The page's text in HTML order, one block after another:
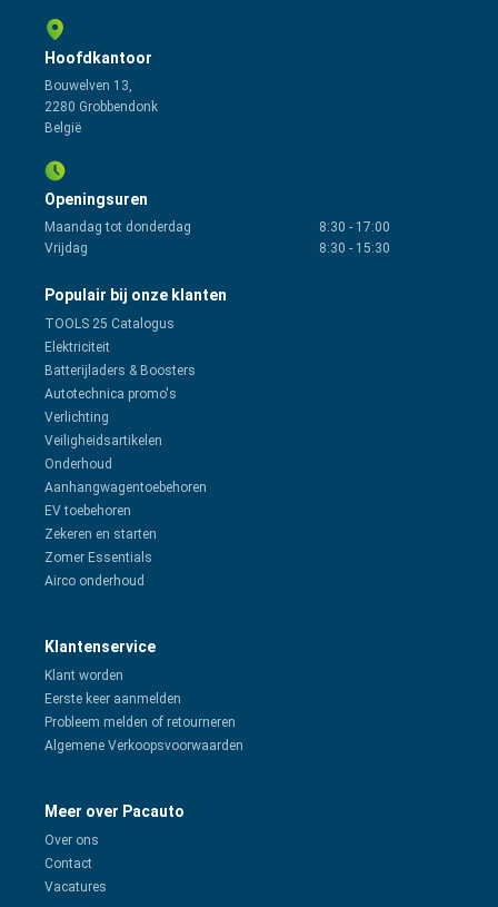
Hoofdkantoor
Bouwelven 13,
2280 Grobbendonk
België
Openingsuren
Maandag tot donderdag 8:30 - 17:00
Vrijdag
8:30 - 15:30
Populair bij onze klanten
TOOLS 25 Catalogus
Elektriciteit
Batterijladers & Boosters
Autotechnica promo's
Verlichting
Veiligheidsartikelen
Onderhoud
Aanhangwagentoebehoren
EV toebehoren
Zekeren en starten
Zomer Essentials
Airco onderhoud
Klantenservice
Klant worden
Eerste keer aanmelden
Probleem melden of retourneren
Algemene Verkoopsvoorwaarden
Meer over Pacauto
Over ons
Contact
Vacatures